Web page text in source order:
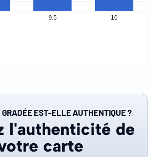
9.5 10
GRADÉE EST-ELLE AUTHENTIQUE ?
l'authenticité de
carte